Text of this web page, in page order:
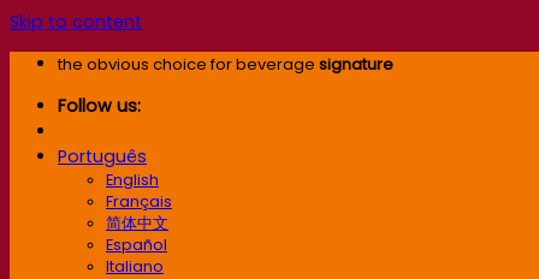
Skip to content
the obvious choice for beverage signature
Follow us:
Português
English
Français
简体中文
Español
Italiano